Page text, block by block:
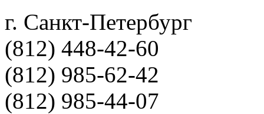
г. Санкт-Петербург
(812) 448-42-60
(812) 985-62-42
(812) 985-44-07